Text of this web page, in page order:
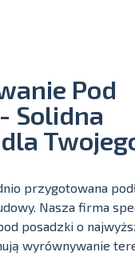
Pod
Solidna
przygotowana
Nasza firma
posadzki o
wyrównywanie